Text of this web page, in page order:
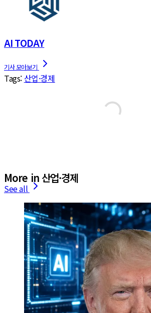
AI TODAY
Tags: 산업·경제
More in 산업·경제
See all